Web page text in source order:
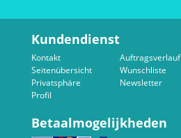
Kundendienst
Kontakt
Seitenübersicht
Privatsphäre
Profil
Auftragsverlauf
Wunschliste
Newsletter
Betaalmogelijkheden